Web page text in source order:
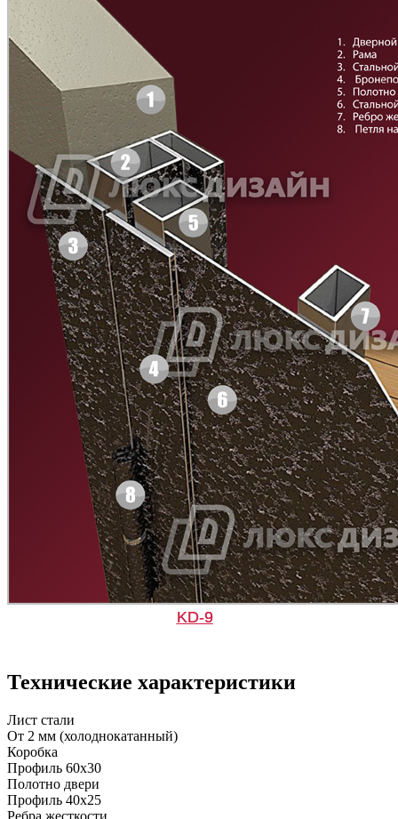
Д-11 СС Д-15 60
Д-33 Д-35 Н
Д-35 СС
Д-36 46 30
C47 C48
C49 C50
C52
Рисунок 3
Рисунок 5 Рисунок 6
Рисунок 7 Рисунок 8
Рисунок 9 Рисунок 10
KD-9
Технические характеристики
Лист стали
От 2 мм (холоднокатанный)
Коробка
Профиль 60х30
Полотно двери
Профиль 40х25
Ребра жесткости